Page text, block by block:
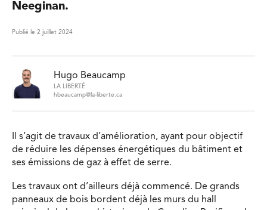
Neeginan.
Publié le 2 juillet 2024
Hugo Beaucamp
LA LIBERTÉ
hbeaucamp@la-liberte.ca
Il s’agit de travaux d’amélioration, ayant pour objectif
de réduire les dépenses énergétiques du bâtiment et
ses émissions de gaz à effet de serre.
Les travaux ont d’ailleurs déjà commencé. De grands
panneaux de bois bordent déjà les murs du hall